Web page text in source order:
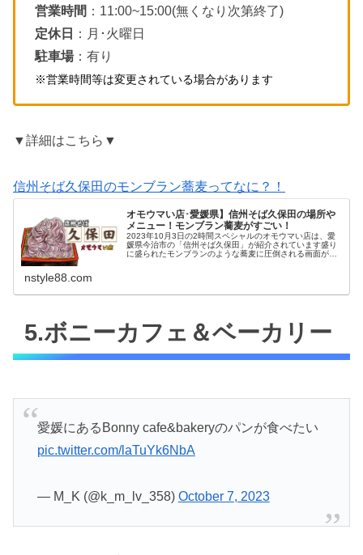
営業時間 ：11:00~15:00(無くなり次第終了)
定休日
：月･火曜日
駐車場：有り
※営業時間等は変更されている場合があります
▼詳細はこちら▼
信州そば久保田のモンブラン蕎麦ってなに？！
オモウマい店･愛媛県】信州そば久保田の場所や
メニュー！モンブラン蕎麦がすごい！
2023年10月3日の2時間スペシャルのオモウマい店は、愛
媛県今治市の「信州そば久保田」が紹介されています盛り
に盛られたモンブランのような蕎麦に圧倒される画面が本
nstyle88.com
5.ボニーカフェ＆ベーカリー
愛媛にあるBonny cafe&bakeryのパンが食べたい
pic.twitter.com/laTuYk6NbA
— M_K (@k_m_lv_358) October 7, 2023